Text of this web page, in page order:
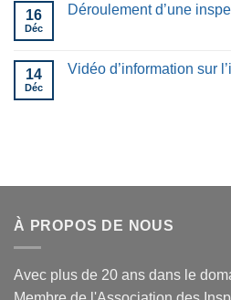
16
Déc
Déroulement d’une
14
Déc
Vidéo d’information sur
À PROPOS DE NOUS
Avec plus de 20 ans dans le